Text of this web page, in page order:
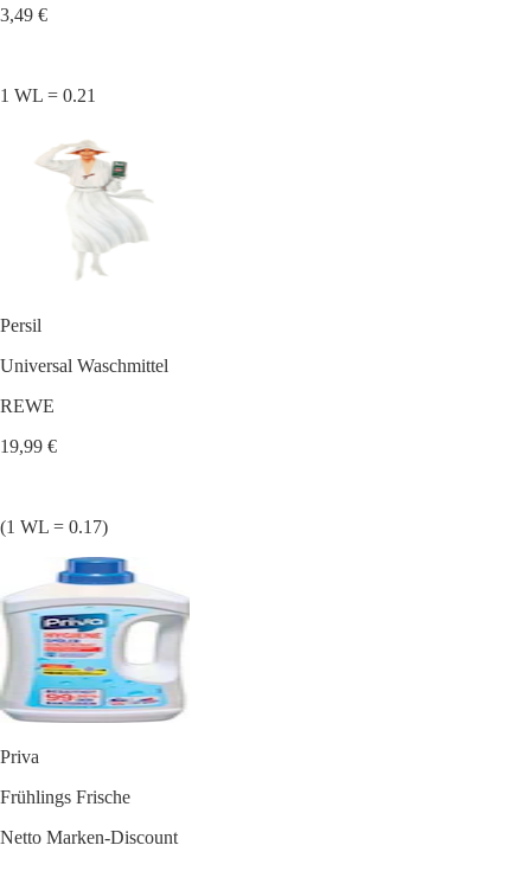
3,49 €
1 WL = 0.21
Persil
Universal Waschmittel
REWE
19,99 €
(1 WL = 0.17)
Priva
Frühlings Frische
Netto Marken-Discount